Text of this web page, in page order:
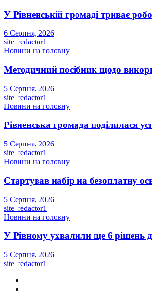
У Рівненській громаді триває
6 Серпня, 2026
site_redactor1
Новини на головну
Методичний посібник щодо
5 Серпня, 2026
site_redactor1
Новини на головну
Рівненська громада поділилася
5 Серпня, 2026
site_redactor1
Новини на головну
Стартував набір на безоплатну
5 Серпня, 2026
site_redactor1
Новини на головну
У Рівному ухвалили ще 6 рішень
5 Серпня, 2026
site_redactor1